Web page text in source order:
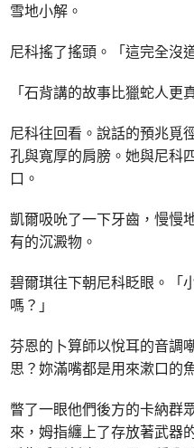
雪地小解。
尼科搖了搖頭。「這完全沒
「石背講的故事比獵蛇人更
尼科往回看。說話的預兆覓
孔與寬厚的肩膀。她與尼科
口。
凱爾吸吮了一下牙齒，慢慢
有的沉澱物。
碧爾琪往下朝尼科眨眼。「
嗎？」
芬恩的卜算師以悅耳的音調
思？妳滿嘴都是用來漱口的
瞥了一眼他們後方的卡納群
來，姆指纏上了存放著武器